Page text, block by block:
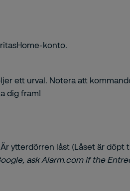
konto.
ett urval. Notera att
dig fram!
Är ytterdörren låst (Låset är döpt
ask Alarm.com if the